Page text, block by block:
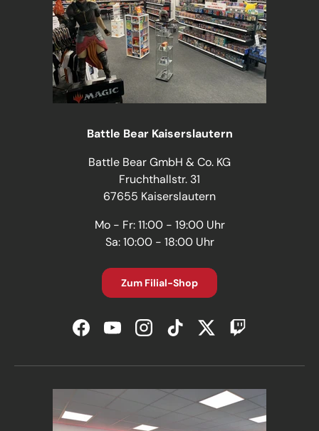
Battle Bear Kaiserslautern
Battle Bear GmbH & Co. KG
Fruchthallstr. 31
67655 Kaiserslautern
Mo - Fr: 11:00 - 19:00 Uhr
Sa: 10:00 - 18:00 Uhr
Zum Filial-Shop
FacebookYouTubeInstagramTikTokTwitterTwitch